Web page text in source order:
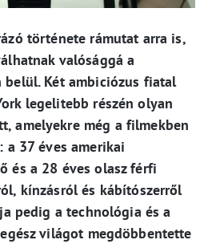
története rámutat arra is,
valósággá a
Két ambiciózus fiatal
legelitebb részén olyan
amelyekre még a filmekben
37 éves amerikai
és a 28 éves olasz férfi
kínzásról és kábítószerről
pedig a technológia és a
világot megdöbbentette